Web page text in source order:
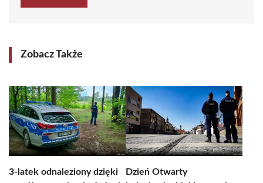
Zobacz Także
3-latek odnaleziony dzięki
Dzień Otwarty